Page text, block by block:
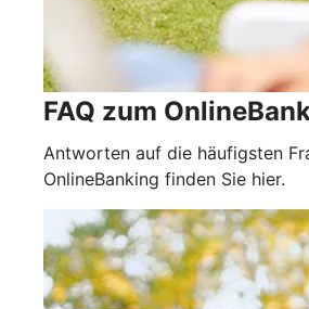
FAQ zum
Antworten auf die häufigsten
OnlineBanking finden Sie hier.